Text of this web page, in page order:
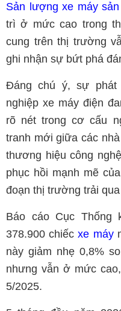
Sản lượng xe máy
trì ở mức cao trong
cung trên thị trường
ghi nhận sự bứt phá
Đáng chú ý, sự phát
nghiệp xe máy điện
rõ nét trong cơ cấu
tranh mới giữa các
thương hiệu công
phục hồi mạnh mẽ
đoạn thị trường trải
Báo cáo Cục Thống
378.900 chiếcxe máy
này giảm nhẹ 0,8%
nhưng vẫn ở mức
5/2025.